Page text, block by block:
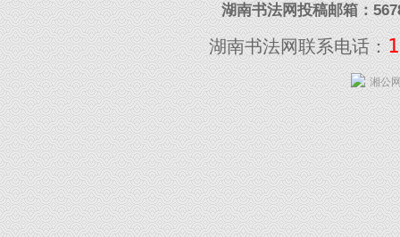
湖南书法网投稿邮箱：
湖南书法网联系电话：
湘公